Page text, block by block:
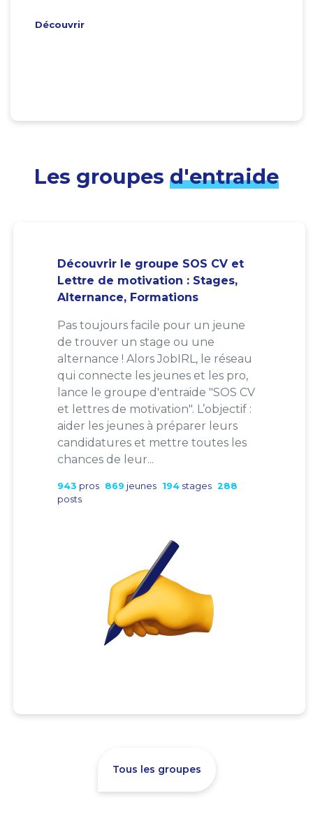
Découvrir
Les groupes d'entraide
Découvrir le groupe SOS CV et
Lettre de motivation : Stages,
Alternance, Formations
Pas toujours facile pour un jeune
de trouver un stage ou une
alternance ! Alors JobIRL, le réseau
qui connecte les jeunes et les pro,
lance le groupe d'entraide "SOS CV
et lettres de motivation". L’objectif :
aider les jeunes à préparer leurs
candidatures et mettre toutes les
chances de leur...
943 pros 869 jeunes 194 stages 288
posts
Tous les groupes